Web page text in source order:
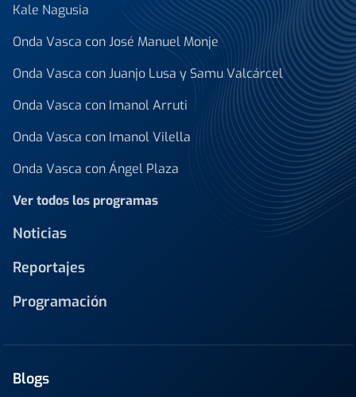
Kale Nagusia
Onda Vasca con José Manuel Monje
Onda Vasca con Juanjo Lusa y Samu Valcárcel
Onda Vasca con Imanol Arruti
Onda Vasca con Imanol Vilella
Onda Vasca con Ángel Plaza
Ver todos los programas
Noticias
Reportajes
Programación
Blogs